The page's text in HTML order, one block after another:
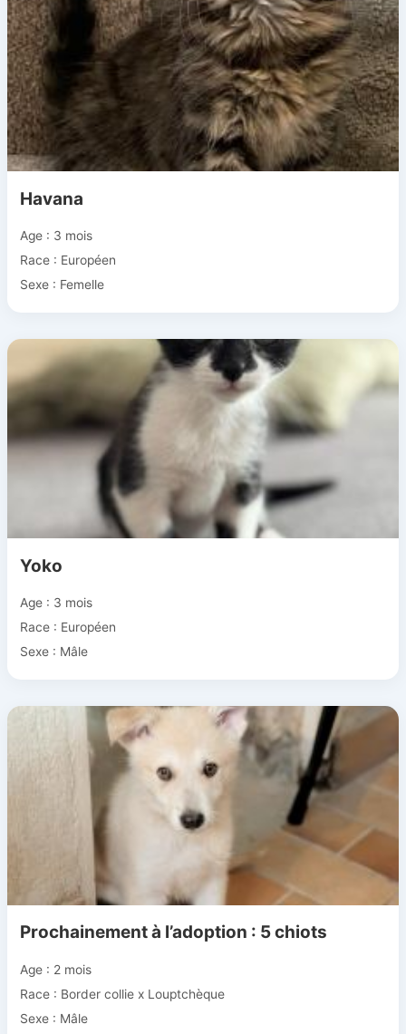
Havana
Age : 3 mois
Race : Européen
Sexe : Femelle
Yoko
Age : 3 mois
Race : Européen
Sexe : Mâle
Prochainement à l’adoption : 5 chiots
Age : 2 mois
Race : Border collie x Louptchèque
Sexe : Mâle